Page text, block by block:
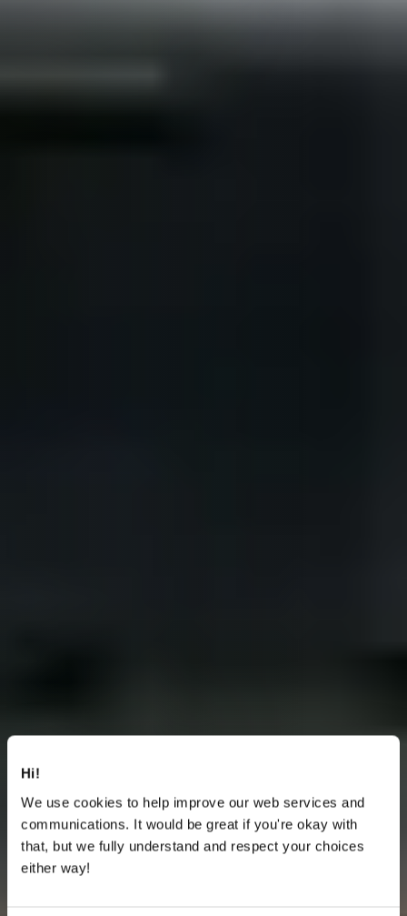
Hi!
We use cookies to help improve our web services and
communications. It would be great if you're okay with
that, but we fully understand and respect your choices
either way!